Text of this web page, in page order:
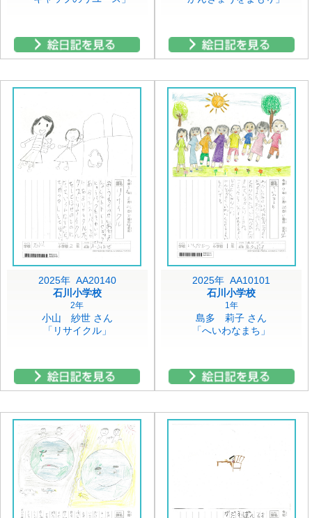
2025年 AA20140
石川小学校
2年
小山 紗世 さん
「リサイクル」
2025年 AA10101
石川小学校
1年
島多 莉子 さん
「へいわなまち」